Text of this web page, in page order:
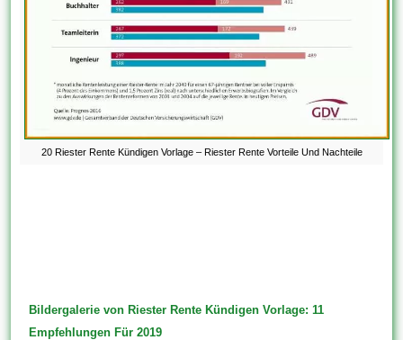
20 Riester Rente Kündigen Vorlage – Riester Rente Vorteile Und Nachteile
Bildergalerie von Riester Rente Kündigen Vorlage: 11
Empfehlungen Für 2019